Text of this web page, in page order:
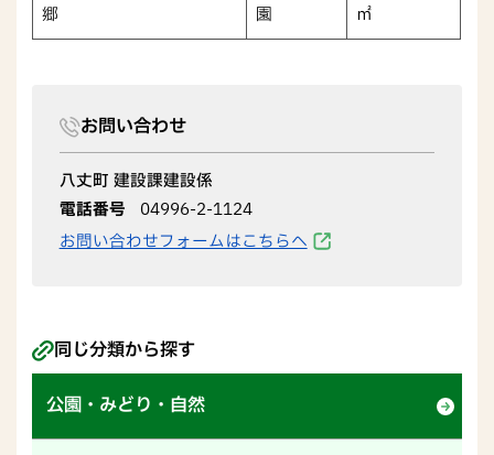
郷
園
㎡
お問い合わせ
八丈町 建設課建設係
電話番号
04996-2-1124
お問い合わせフォームはこちらへ
同じ分類から探す
公園・みどり・自然